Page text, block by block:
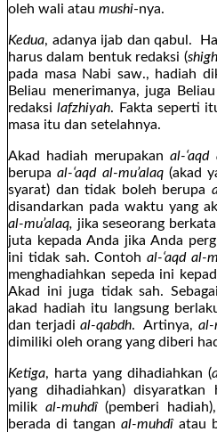
oleh wali atau mushi-nya.
Kedua, adanya ijab dan qabul.
harus dalam bentuk redaksi (
pada masa Nabi saw., hadiah
Beliau menerimanya, juga
redaksilafzhiyah. Fakta seperti
masa itu dan setelahnya.
Akad hadiah merupakanal-
berupaal-‘aqd al-mu’alaq (akad
syarat) dan tidak boleh berupa
disandarkan pada waktu yang
al-mu’alaq, jika seseorang
juta kepada Anda jika Anda
ini tidak sah. Contoh al-‘aqd al-
menghadiahkan sepeda ini
Akad ini juga tidak sah. Sebagai
akad hadiah itu langsung
dan terjadial-qabdh. Artinya, al-
dimiliki oleh orang yang diberi
Ketiga, harta yang dihadiahkan (
yang dihadiahkan) disyaratkan
milik al-muhdî(pemberi
berada di tangan al-muhdîatau